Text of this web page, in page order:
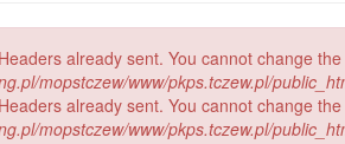
already sent. You cannot change
mopstczew/www/pkps.tczew.pl/
already sent. You cannot change
mopstczew/www/pkps.tczew.pl/